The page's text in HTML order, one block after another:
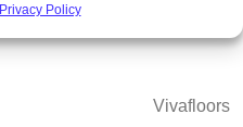
Privacy Policy
Vivafloors